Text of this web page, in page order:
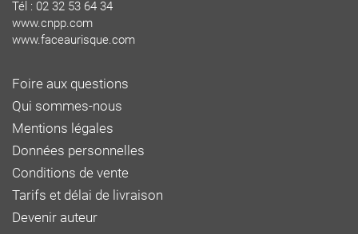
Tél : 02 32 53 64 34
www.cnpp.com
www.faceaurisque.com
Foire aux questions
Qui sommes-nous
Mentions légales
Données personnelles
Conditions de vente
Tarifs et délai de livraison
Devenir auteur